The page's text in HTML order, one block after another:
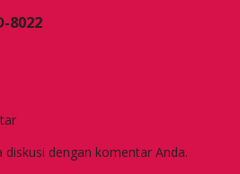
8022
dengan komentar Anda.